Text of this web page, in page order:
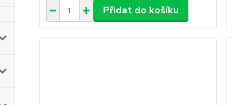
Přidat do košíku